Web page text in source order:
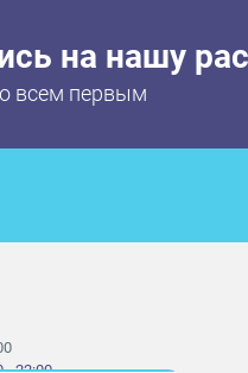
на нашу
всем первым